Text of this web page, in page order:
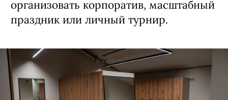
организовать корпоратив, масштабный
праздник или личный турнир.